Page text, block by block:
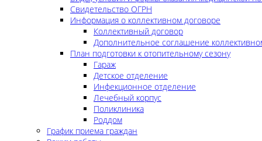
Свидетельство ОГРН
Информация о коллективном договоре
Коллективный договор
Дополнительное соглашение
План подготовки к отопительному сезону
Гараж
Детское отделение
Инфекционное отделение
Лечебный корпус
Поликлиника
Роддом
График приема граждан